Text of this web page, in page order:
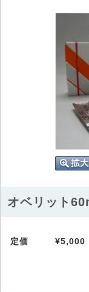
オベリット
定価 ¥5,000